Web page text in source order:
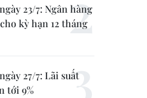
23/7: Ngân hàng
kỳ hạn 12 tháng
27/7: Lãi suất
tới 9%